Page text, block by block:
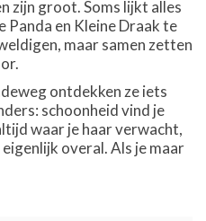
zijn groot. Soms lijkt alles
Panda en Kleine Draak te
maar samen zetten
ontdekken ze iets
schoonheid vind je
waar je haar verwacht,
overal. Als je maar